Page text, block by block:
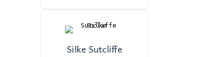
Silke Sutcliffe